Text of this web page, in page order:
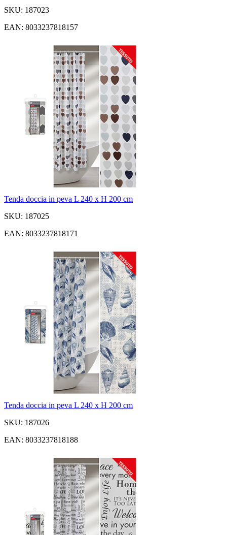
SKU: 187023
EAN: 8033237818157
Tenda doccia in peva L 240 x H 200 cm
SKU: 187025
EAN: 8033237818171
Tenda doccia in peva L 240 x H 200 cm
SKU: 187026
EAN: 8033237818188